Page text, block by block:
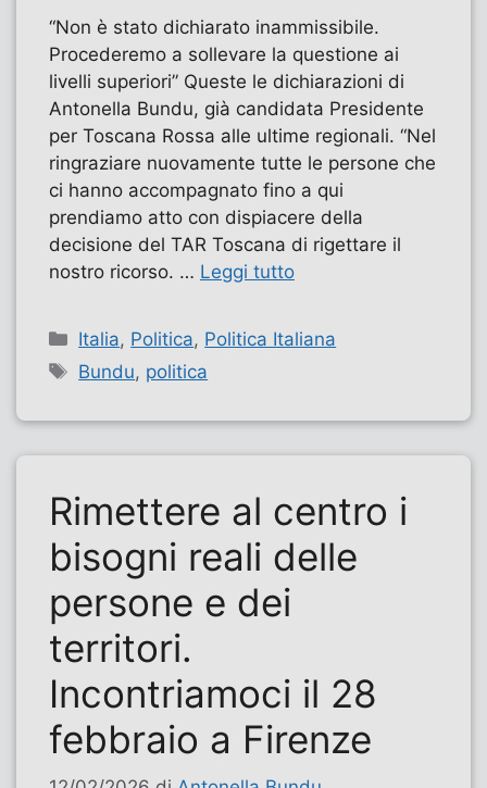
“Non è stato dichiarato inammissibile.
Procederemo a sollevare la questione ai
livelli superiori” Queste le dichiarazioni di
Antonella Bundu, già candidata Presidente
per Toscana Rossa alle ultime regionali. “Nel
ringraziare nuovamente tutte le persone che
ci hanno accompagnato fino a qui
prendiamo atto con dispiacere della
decisione del TAR Toscana di rigettare il
nostro ricorso. … Leggi tutto
Categorie
Italia, Politica, Politica Italiana
Tag
Bundu, politica
Rimettere al centro i
bisogni reali delle
persone e dei
territori.
Incontriamoci il 28
febbraio a Firenze